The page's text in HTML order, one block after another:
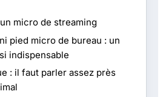
micro de streaming
pied micro de bureau : un
indispensable
: il faut parler assez près